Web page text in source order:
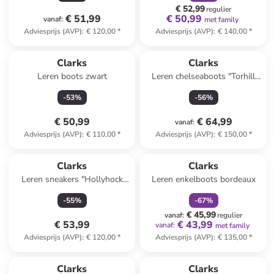
vanaf: € 51,99
Adviesprijs (AVP): € 120,00*
€ 52,99regulier
€ 50,99 met family
Adviesprijs (AVP): € 140,00*
Clarks
Leren boots zwart
-53%
€ 50,99
Adviesprijs (AVP): € 110,00*
Clarks
Leren chelseaboots "Torhill
Maple" beige
-56%
vanaf: € 64,99
Adviesprijs (AVP): € 150,00*
Clarks
Leren sneakers "Hollyhock
Walk" wit
-55%
€ 53,99
Adviesprijs (AVP): € 120,00*
Clarks
Leren enkelboots bordeaux
-67%
vanaf: € 45,99regulier
vanaf: € 43,99 met family
Adviesprijs (AVP): € 135,00*
Clarks Clarks